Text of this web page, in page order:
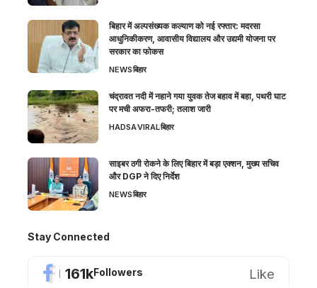
बिहार में अल्पसंख्यक कल्याण को नई रफ्तार: मदरसा
आधुनिकीकरण, आवासीय विद्यालय और उद्यमी योजना पर
सरकार का फोकस
NEWSबिहार
चंद्रावत नदी में नहाने गया युवक तेज बहाव में बहा, पथरी घाट
पर मची अफरा-तफरी; तलाश जारी
HADSAVIRALबिहार
साइबर ठगी रोकने के लिए बिहार में बड़ा एक्शन, मुख्य सचिव
और DGP ने दिए निर्देश
NEWSबिहार
Stay Connected
161kFollowers Like